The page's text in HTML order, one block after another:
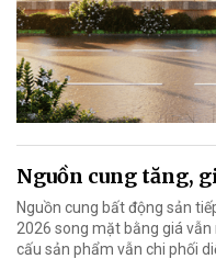
Nguồn cung tăng,
Nguồn cung bất động sản
2026 song mặt bằng giá
cấu sản phẩm vẫn chi phối